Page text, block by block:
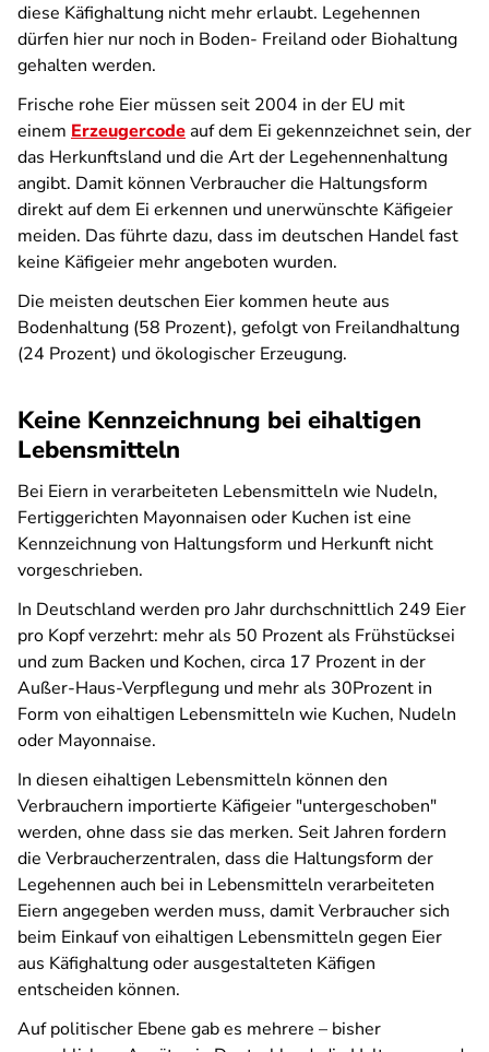
diese Käfighaltung nicht mehr erlaubt. Legehennen
dürfen hier nur noch in Boden- Freiland oder Biohaltung
gehalten werden.
Frische rohe Eier müssen seit 2004 in der EU mit
einem Erzeugercodeauf dem Ei gekennzeichnet sein, der
das Herkunftsland und die Art der Legehennenhaltung
angibt. Damit können Verbraucher die Haltungsform
direkt auf dem Ei erkennen und unerwünschte Käfigeier
meiden. Das führte dazu, dass im deutschen Handel fast
keine Käfigeier mehr angeboten wurden.
Die meisten deutschen Eier kommen heute aus
Bodenhaltung (58 Prozent), gefolgt von Freilandhaltung
(24 Prozent) und ökologischer Erzeugung.
Keine Kennzeichnung bei eihaltigen
Lebensmitteln
Bei Eiern in verarbeiteten Lebensmitteln wie Nudeln,
Fertiggerichten Mayonnaisen oder Kuchen ist eine
Kennzeichnung von Haltungsform und Herkunft nicht
vorgeschrieben.
In Deutschland werden pro Jahr durchschnittlich 249 Eier
pro Kopf verzehrt: mehr als 50 Prozent als Frühstücksei
und zum Backen und Kochen, circa 17 Prozent in der
Außer-Haus-Verpflegung und mehr als 30Prozent in
Form von eihaltigen Lebensmitteln wie Kuchen, Nudeln
oder Mayonnaise.
In diesen eihaltigen Lebensmitteln können den
Verbrauchern importierte Käfigeier "untergeschoben"
werden, ohne dass sie das merken. Seit Jahren fordern
die Verbraucherzentralen, dass die Haltungsform der
Legehennen auch bei in Lebensmitteln verarbeiteten
Eiern angegeben werden muss, damit Verbraucher sich
beim Einkauf von eihaltigen Lebensmitteln gegen Eier
aus Käfighaltung oder ausgestalteten Käfigen
entscheiden können.
Auf politischer Ebene gab es mehrere – bisher